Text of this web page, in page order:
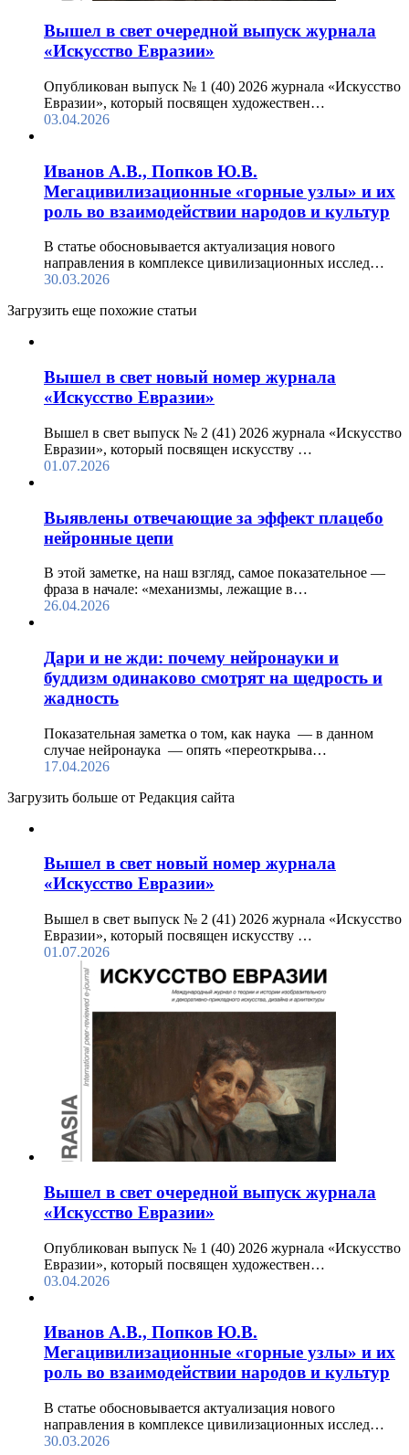
Вышел в свет очередной выпуск журнала
«Искусство Евразии»
Опубликован выпуск № 1 (40) 2026 журнала «Искусство
Евразии», который посвящен художествен…
03.04.2026
Иванов А.В., Попков Ю.В.
Мегацивилизационные «горные узлы» и их
роль во взаимодействии народов и культур
В статье обосновывается актуализация нового
направления в комплексе цивилизационных исслед…
30.03.2026
Загрузить еще похожие статьи
Вышел в свет новый номер журнала
«Искусство Евразии»
Вышел в свет выпуск № 2 (41) 2026 журнала «Искусство
Евразии», который посвящен искусству …
01.07.2026
Выявлены отвечающие за эффект плацебо
нейронные цепи
В этой заметке, на наш взгляд, самое показательное —
фраза в начале: «механизмы, лежащие в…
26.04.2026
Дари и не жди: почему нейронауки и
буддизм одинаково смотрят на щедрость и
жадность
Показательная заметка о том, как наука — в данном
случае нейронаука — опять «переоткрыва…
17.04.2026
Загрузить больше от Редакция cайта
Вышел в свет новый номер журнала
«Искусство Евразии»
Вышел в свет выпуск № 2 (41) 2026 журнала «Искусство
Евразии», который посвящен искусству …
01.07.2026
Вышел в свет очередной выпуск журнала
«Искусство Евразии»
Опубликован выпуск № 1 (40) 2026 журнала «Искусство
Евразии», который посвящен художествен…
03.04.2026
Иванов А.В., Попков Ю.В.
Мегацивилизационные «горные узлы» и их
роль во взаимодействии народов и культур
В статье обосновывается актуализация нового
направления в комплексе цивилизационных исслед…
30.03.2026